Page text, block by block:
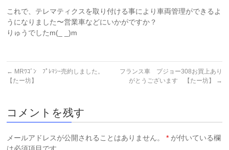
これで、テレマティクスを取り付ける事により車両管理ができるよ
うになりました〜営業車などにいかがですか？
りゅうでしたm(_ _)m
← MRﾜｺﾞﾝ ﾌﾟﾚﾏｼｰ売約しました。
【たー坊】
フランス車 プジョー308お買上あり
がとうございます 【たー坊】
→
コメントを残す
メールアドレスが公開されることはありません。 * が付いている欄